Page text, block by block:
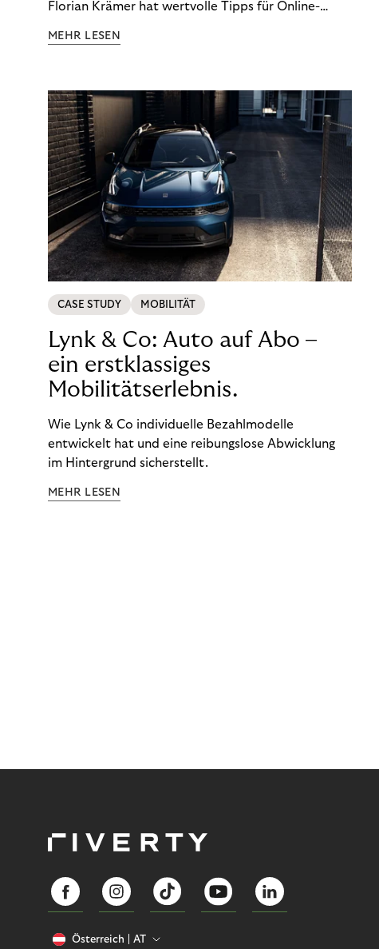
Florian Krämer hat wertvolle Tipps für Online-
möchten.
MEHR LESEN
CASE STUDY MOBILITÄT
Lynk & Co: Auto auf Abo –
ein erstklassiges
Mobilitätserlebnis.
Wie Lynk & Co individuelle Bezahlmodelle
entwickelt hat und eine reibungslose Abwicklung
im Hintergrund sicherstellt.
MEHR LESEN
Österreich AT